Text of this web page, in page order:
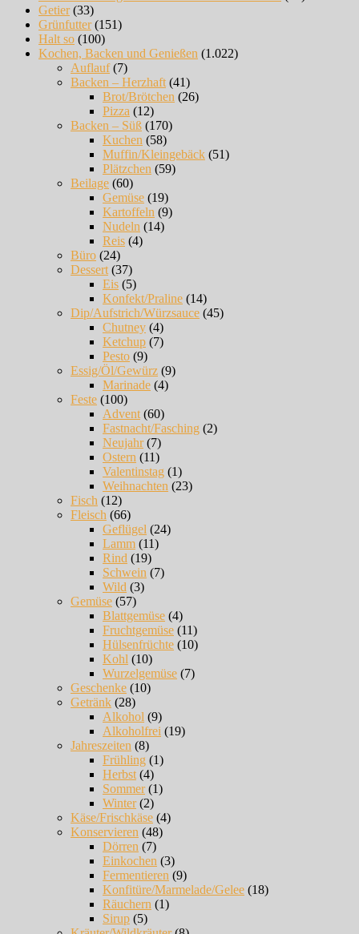
Getier(33)
Grünfutter(151)
Halt so (100)
Kochen, Backen und Genießen (1.022)
Auflauf(7)
Backen – Herzhaft (41)
Brot/Brötchen (26)
Pizza (12)
Backen – Süß (170)
Kuchen (58)
Muffin/Kleingebäck (51)
Plätzchen (59)
Beilage (60)
Gemüse (19)
Kartoffeln (9)
Nudeln (14)
Reis (4)
Büro (24)
Dessert (37)
Eis (5)
Konfekt/Praline (14)
Dip/Aufstrich/Würzsauce (45)
Chutney (4)
Ketchup (7)
Pesto (9)
Essig/Öl/Gewürz (9)
Marinade (4)
Feste (100)
Advent (60)
Fastnacht/Fasching (2)
Neujahr(7)
Ostern (11)
Valentinstag (1)
Weihnachten (23)
Fisch (12)
Fleisch (66)
Geflügel (24)
Lamm (11)
Rind (19)
Schwein (7)
Wild (3)
Gemüse (57)
Blattgemüse (4)
Fruchtgemüse (11)
Hülsenfrüchte (10)
Kohl (10)
Wurzelgemüse (7)
Geschenke (10)
Getränk (28)
Alkohol (9)
Alkoholfrei (19)
Jahreszeiten (8)
Frühling (1)
Herbst (4)
Sommer(1)
Winter(2)
Käse/Frischkäse (4)
Konservieren (48)
Dörren (7)
Einkochen (3)
Fermentieren (9)
Konfitüre/Marmelade/Gelee (18)
Räuchern (1)
Sirup (5)